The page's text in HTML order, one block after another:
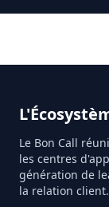
Le Bon Call
les centres
génération de
la relation client.